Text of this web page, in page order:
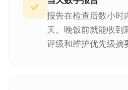
报告在检查后数小时
天。晚饭前就能收到
评级和维护优先级摘